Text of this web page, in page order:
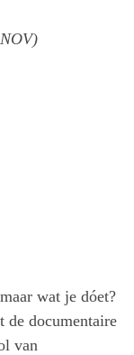
wat je dóet?
de documentaire
van